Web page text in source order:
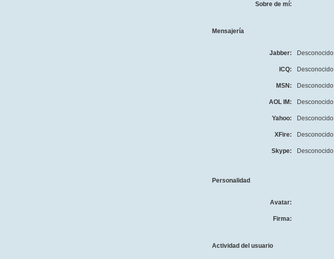
Sobre de mí:
Mensajería
Jabber: Desconocido
ICQ: Desconocido
MSN: Desconocido
AOL IM: Desconocido
Yahoo: Desconocido
XFire: Desconocido
Skype: Desconocido
Personalidad
Avatar:
Firma:
Actividad del usuario